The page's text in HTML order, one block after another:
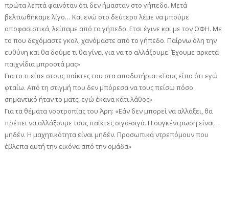
πρώτα λεπτά φαινόταν ότι δεν ήμασταν στο γήπεδο. Μετά
βελτιωθήκαμε λίγο… Και ενώ στο δεύτερο λέμε να μπούμε
αποφασιστικά, λείπαμε από το γήπεδο. Ετσι έγινε και με τον ΟΦΗ. Με
το που δεχόμαστε γκολ, χανόμαστε από το γήπεδο. Παίρνω όλη την
ευθύνη και θα δούμε τι θα γίνει για να το αλλάξουμε. Έχουμε αρκετά
παιχνίδια μπροστά μας»
Για το τι είπε στους παίκτες του στα αποδυτήρια: «Τους είπα ότι εγώ
φταίω. Από τη στιγμή που δεν μπόρεσα να τους πείσω πόσο
σημαντικό ήταν το ματς, εγώ έκανα κάτι λάθος»
Για τα θέματα νοοτροπίας του Άρη: «Εάν δεν μπορεί να αλλάξει, θα
πρέπει να αλλάξουμε τους παίκτες σιγά-σιγά. Η συγκέντρωση είναι…
μηδέν. Η μαχητικότητα είναι μηδέν. Προσωπικά ντρεπόμουν που
έβλεπα αυτή την εικόνα από την ομάδα»